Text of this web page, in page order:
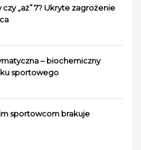
czy „aż” 7? Ukryte zagrożenie
– biochemiczny
sportowego
sportowcom brakuje